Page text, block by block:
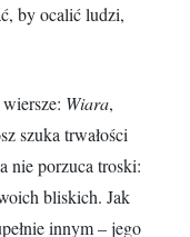
by ocalić ludzi,
Wiara,
szuka trwałości
nie porzuca troski:
bliskich. Jak
innym – jego